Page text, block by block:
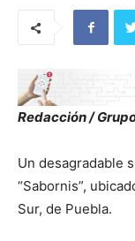
Redacción /
Un desagradable
“Sabornis”,
Sur, de Puebla.